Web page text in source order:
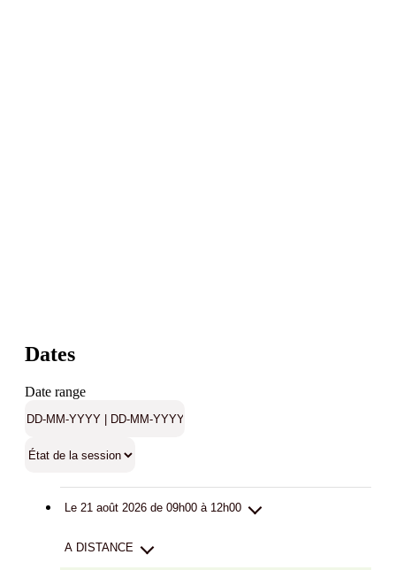
Dates
Date range
Le 21 août 2026 de 09h00 à 12h00
A DISTANCE